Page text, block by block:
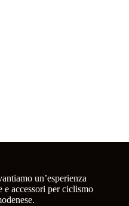
un’esperienza
accessori per ciclismo